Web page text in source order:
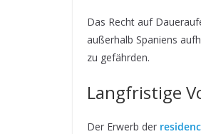
Das Recht auf
außerhalb Spaniens
zu gefährden.
Langfristige
Der Erwerb der